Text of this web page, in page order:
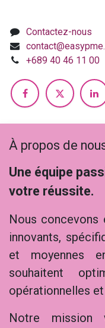
Contactez-nous
+689 40 46 11 00
À propos de
Une équipe
votre réussite.
Nous concevons
innovants,
et moyennes
souhaitent
opérationnelles
Notre mission